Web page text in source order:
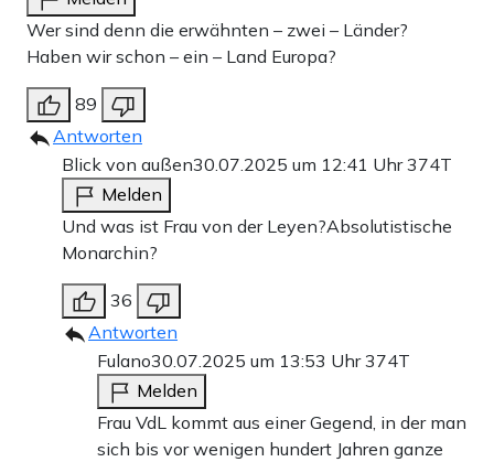
Wer sind denn die erwähnten – zwei – Länder?
Haben wir schon – ein – Land Europa?
89
Antworten
Blick von außen30.07.2025 um 12:41 Uhr374T
Melden
Und was ist Frau von der Leyen?Absolutistische
Monarchin?
36
Antworten
Fulano30.07.2025 um 13:53 Uhr374T
Melden
Frau VdL kommt aus einer Gegend, in der man
sich bis vor wenigen hundert Jahren ganze